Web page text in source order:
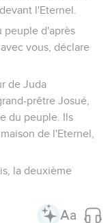
l'Eternel.
peuple d'après
vous, déclare
de Juda
prêtre Josué,
du peuple. Ils
de l'Eternel,
la deuxième